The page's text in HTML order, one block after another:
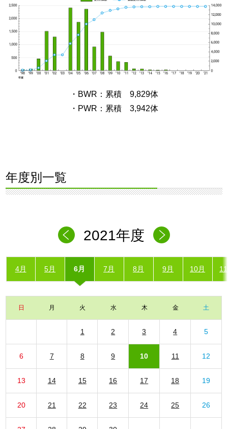
・BWR：累積 9,829体
・PWR：累積 3,942体
年度別一覧
2021年度
4月 5月 6月 7月 8月 9月 10月
日 月 火 水 木 金 土
1 2 3 4 5
6 7 8 9 10 11 12
13 14 15 16 17 18 19
20 21 22 23 24 25 26